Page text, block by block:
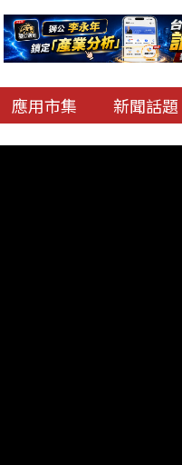
應用市集 新聞話題